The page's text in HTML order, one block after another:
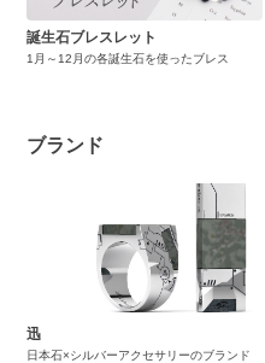
誕生石ブレスレット
1月～12月の各誕生石を使ったブレス
ブランド
迅
日本石×シルバーアクセサリーのブランド